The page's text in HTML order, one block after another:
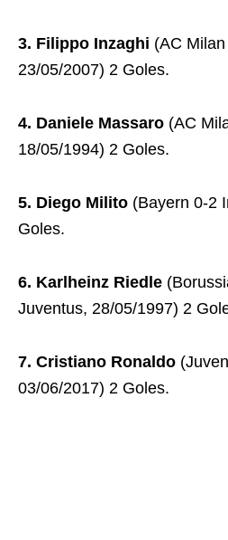
3. Filippo Inzaghi (AC
23/05/2007) 2 Goles.
4. Daniele Massaro (AC
18/05/1994) 2 Goles.
5. Diego Milito (Bayern 0-2
Goles.
6. Karlheinz Riedle
Juventus, 28/05/1997) 2
7. Cristiano Ronaldo
03/06/2017) 2 Goles.